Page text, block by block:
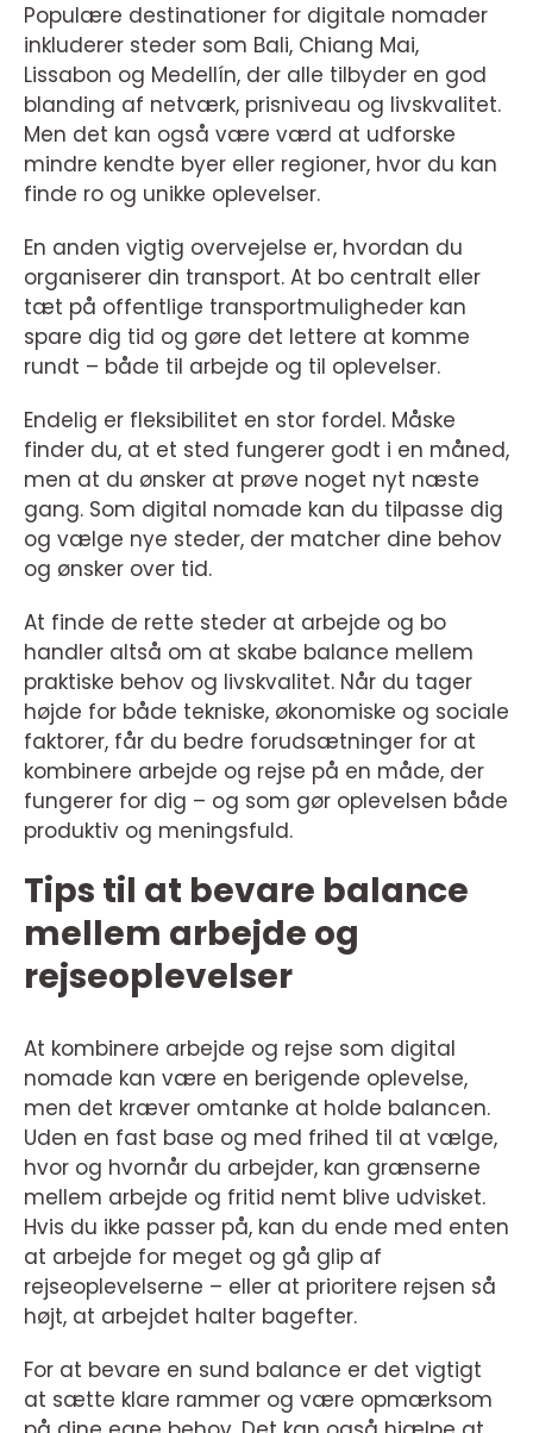
Populære destinationer for digitale nomader
inkluderer steder som Bali, Chiang Mai,
Lissabon og Medellín, der alle tilbyder en god
blanding af netværk, prisniveau og livskvalitet.
Men det kan også være værd at udforske
mindre kendte byer eller regioner, hvor du kan
finde ro og unikke oplevelser.
En anden vigtig overvejelse er, hvordan du
organiserer din transport. At bo centralt eller
tæt på offentlige transportmuligheder kan
spare dig tid og gøre det lettere at komme
rundt – både til arbejde og til oplevelser.
Endelig er fleksibilitet en stor fordel. Måske
finder du, at et sted fungerer godt i en måned,
men at du ønsker at prøve noget nyt næste
gang. Som digital nomade kan du tilpasse dig
og vælge nye steder, der matcher dine behov
og ønsker over tid.
At finde de rette steder at arbejde og bo
handler altså om at skabe balance mellem
praktiske behov og livskvalitet. Når du tager
højde for både tekniske, økonomiske og sociale
faktorer, får du bedre forudsætninger for at
kombinere arbejde og rejse på en måde, der
fungerer for dig – og som gør oplevelsen både
produktiv og meningsfuld.
Tips til at bevare balance
mellem arbejde og
rejseoplevelser
At kombinere arbejde og rejse som digital
nomade kan være en berigende oplevelse,
men det kræver omtanke at holde balancen.
Uden en fast base og med frihed til at vælge,
hvor og hvornår du arbejder, kan grænserne
mellem arbejde og fritid nemt blive udvisket.
Hvis du ikke passer på, kan du ende med enten
at arbejde for meget og gå glip af
rejseoplevelserne – eller at prioritere rejsen så
højt, at arbejdet halter bagefter.
For at bevare en sund balance er det vigtigt
at sætte klare rammer og være opmærksom